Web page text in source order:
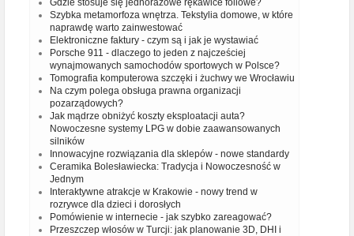
Gdzie stosuje się jednorazowe rękawice foliowe?
Szybka metamorfoza wnętrza. Tekstylia domowe, w które
naprawdę warto zainwestować
Elektroniczne faktury - czym są i jak je wystawiać
Porsche 911 - dlaczego to jeden z najcześciej
wynajmowanych samochodów sportowych w Polsce?
Tomografia komputerowa szczęki i żuchwy we Wrocławiu
Na czym polega obsługa prawna organizacji
pozarządowych?
Jak mądrze obniżyć koszty eksploatacji auta?
Nowoczesne systemy LPG w dobie zaawansowanych
silników
Innowacyjne rozwiązania dla sklepów - nowe standardy
Ceramika Bolesławiecka: Tradycja i Nowoczesność w
Jednym
Interaktywne atrakcje w Krakowie - nowy trend w
rozrywce dla dzieci i dorosłych
Pomówienie w internecie - jak szybko zareagować?
Przeszczep włosów w Turcji: jak planowanie 3D, DHI i